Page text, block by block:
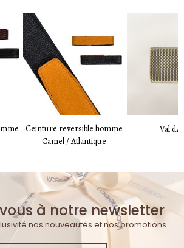
Ceinture reversible homme
Camel / Atlantique
Val
à notre newsletter
nos nouveautés et nos promotions